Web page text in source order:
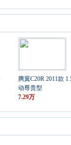
腾翼C20R 2011款
动尊贵型
7.29万